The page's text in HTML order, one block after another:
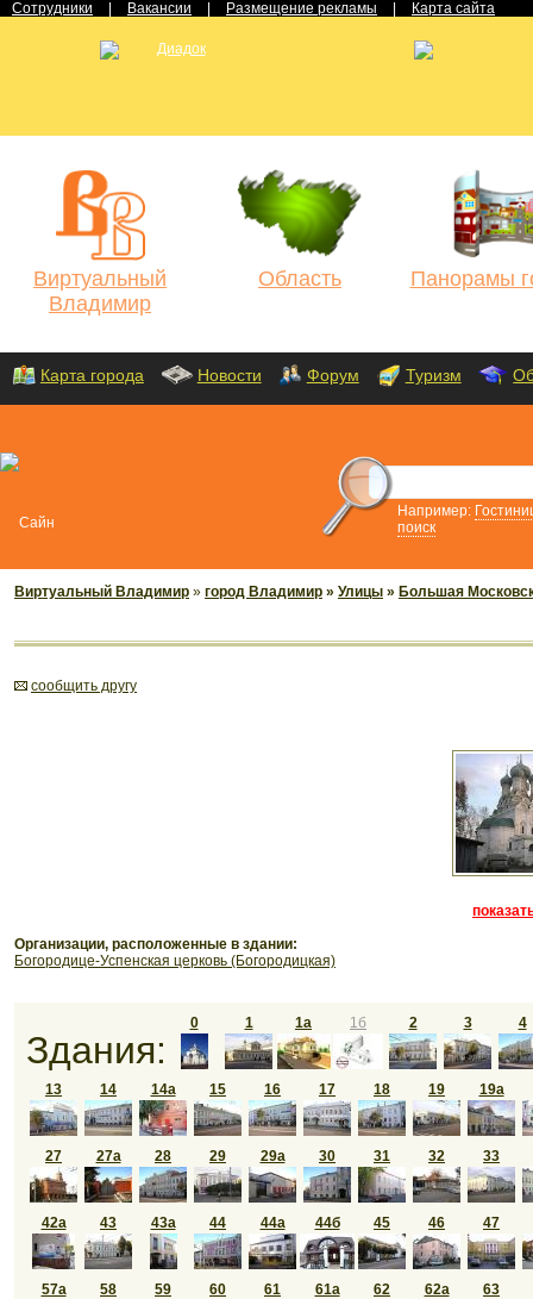
Сотрудники Вакансии Размещение рекламы Карта сайта
Виртуальный
Владимир
Область Панорамы
Карта города Новости Форум Туризм
Например:
поиск
Виртуальный Владимир » город Владимир » Улицы » Большая
cообщить другу
Организации, расположенные в здании:
Богородице-Успенская церковь (Богородицкая)
Здания:
0 1 1а 1б 2 3 4
13 14 14а 15 16 17 18 19 19а
27 27а 28 29 29а 30 31 32 33
42а 43 43а 44 44а 44б 45 46 47
57а 58 59 60 61 61а 62 62а 63